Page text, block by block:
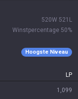
520W 521 L
Winstpercentage 50%
Hoogste Niveau
LP
1,099